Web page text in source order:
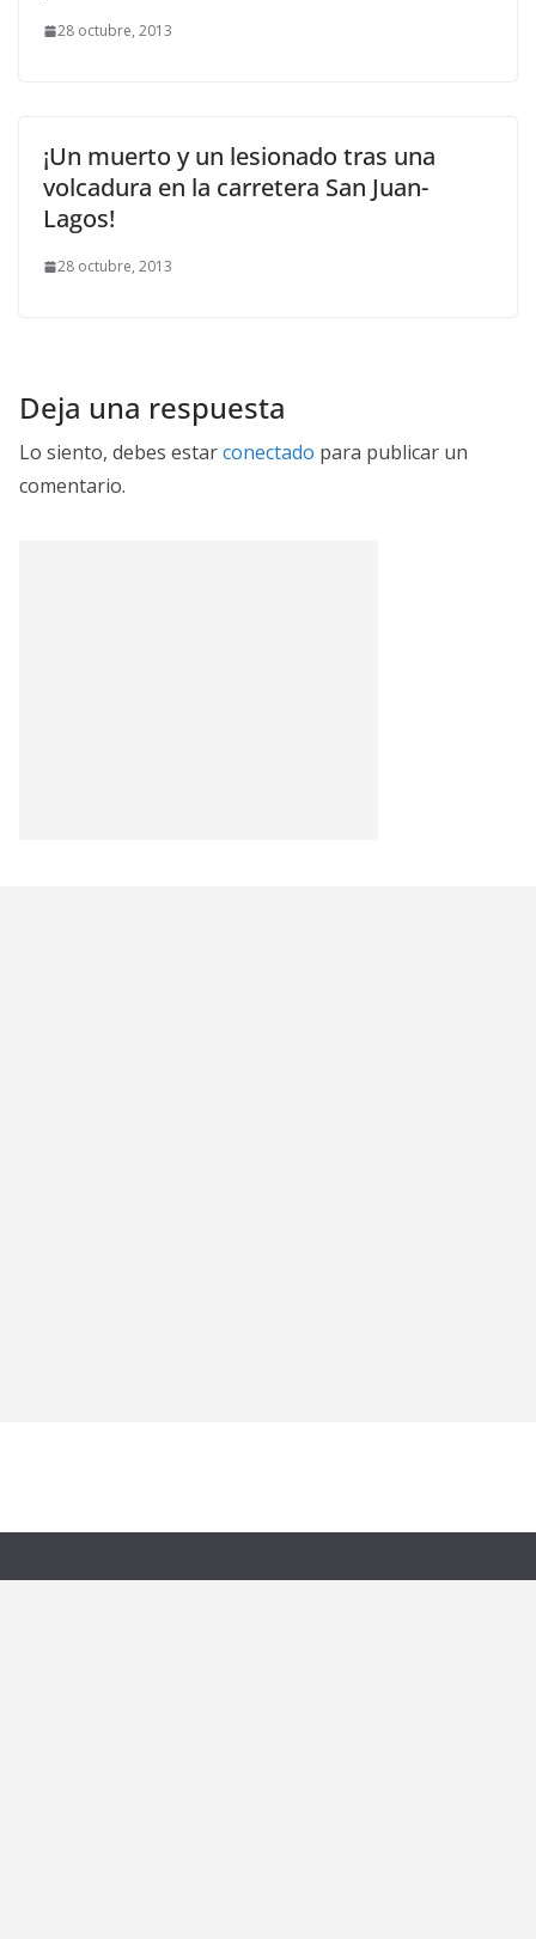
28 octubre, 2013
¡Un muerto y un lesionado tras una
volcadura en la carretera San Juan-
Lagos!
28 octubre, 2013
Deja una respuesta
Lo siento, debes estarconectado para publicar un
comentario.